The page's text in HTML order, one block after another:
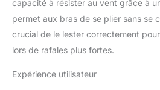
terrasse
capacité à résister au vent grâce à
permet aux bras de se plier sans se
crucial de le lester correctement
lors de rafales plus fortes.
Expérience utilisateur